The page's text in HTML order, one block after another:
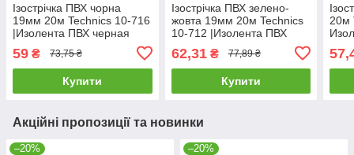
Ізострічка ПВХ чорна
19мм 20м Technics 10-716
|Изолента ПВХ черная
59 ₴ 73,75 ₴
Купити
Ізострічка ПВХ зелено-
жовта 19мм 20м Technics
10-712 |Изолента ПВХ
зелёно-жёлтая 19мм 20м
Technics
62,31₴ 77,89 ₴
Купити
20м
Акційні пропозиції та новинки
–20% –20%